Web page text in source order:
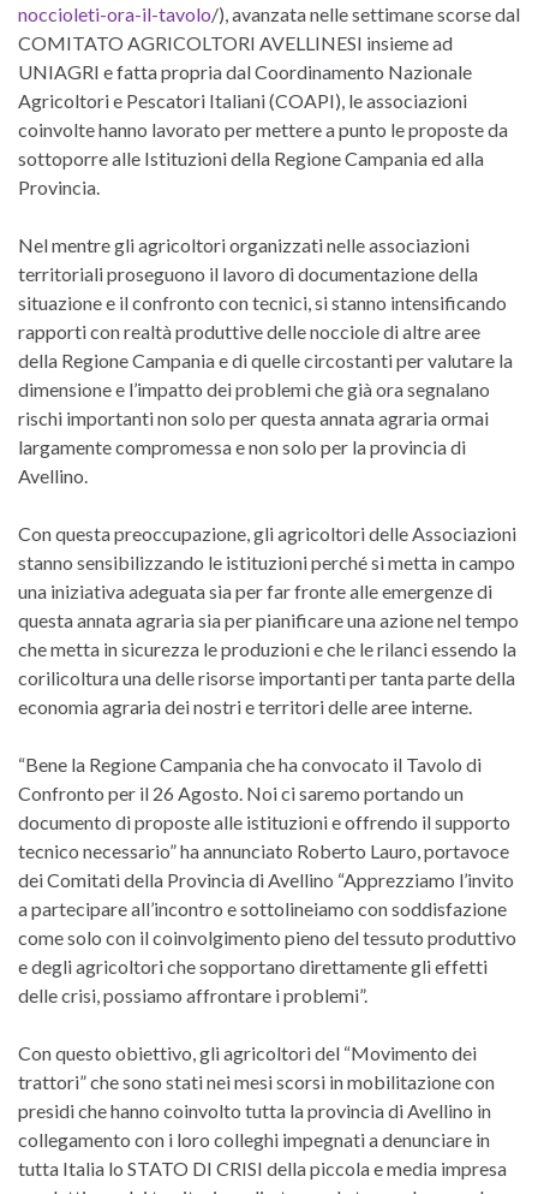
noccioleti-ora-il-tavolo/), avanzata nelle settimane scorse dal
COMITATO AGRICOLTORI AVELLINESI insieme ad
UNIAGRI e fatta propria dal Coordinamento Nazionale
Agricoltori e Pescatori Italiani (COAPI), le associazioni
coinvolte hanno lavorato per mettere a punto le proposte da
sottoporre alle Istituzioni della Regione Campania ed alla
Provincia.
Nel mentre gli agricoltori organizzati nelle associazioni
territoriali proseguono il lavoro di documentazione della
situazione e il confronto con tecnici, si stanno intensificando
rapporti con realtà produttive delle nocciole di altre aree
della Regione Campania e di quelle circostanti per valutare la
dimensione e l’impatto dei problemi che già ora segnalano
rischi importanti non solo per questa annata agraria ormai
largamente compromessa e non solo per la provincia di
Avellino.
Con questa preoccupazione, gli agricoltori delle Associazioni
stanno sensibilizzando le istituzioni perché si metta in campo
una iniziativa adeguata sia per far fronte alle emergenze di
questa annata agraria sia per pianificare una azione nel tempo
che metta in sicurezza le produzioni e che le rilanci essendo la
corilicoltura una delle risorse importanti per tanta parte della
economia agraria dei nostri e territori delle aree interne.
“Bene la Regione Campania che ha convocato il Tavolo di
Confronto per il 26 Agosto. Noi ci saremo portando un
documento di proposte alle istituzioni e offrendo il supporto
tecnico necessario” ha annunciato Roberto Lauro, portavoce
dei Comitati della Provincia di Avellino “Apprezziamo l’invito
a partecipare all’incontro e sottolineiamo con soddisfazione
come solo con il coinvolgimento pieno del tessuto produttivo
e degli agricoltori che sopportano direttamente gli effetti
delle crisi, possiamo affrontare i problemi”.
Con questo obiettivo, gli agricoltori del “Movimento dei
trattori” che sono stati nei mesi scorsi in mobilitazione con
presidi che hanno coinvolto tutta la provincia di Avellino in
collegamento con i loro colleghi impegnati a denunciare in
tutta Italia lo STATO DI CRISI della piccola e media impresa